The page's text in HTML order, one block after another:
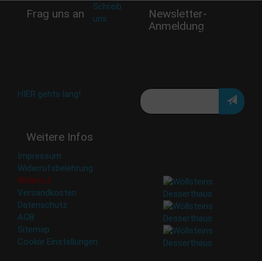
Frag uns an
Schreib
uns
HIER gehts lang!
Weitere Infos
Impressum
Widerrufsbelehrung
Widerruf
Versandkosten
Datenschutz
AGB
Sitemap
Cookie Einstellungen
Newsletter-
Anmeldung
Verpasse keine Rabatt-